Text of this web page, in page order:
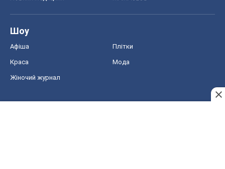
Шоу
Афіша Плітки
Краса Мода
Жіночий журнал